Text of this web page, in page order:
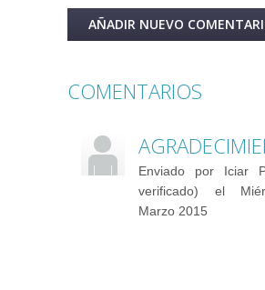
AÑADIR NUEVO
COMENTARIOS
Enviado por Iciar
verificado) el
Marzo 2015